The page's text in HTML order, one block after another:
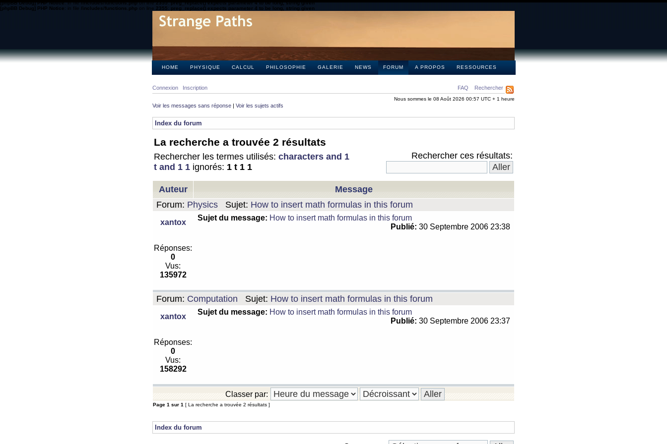
[phpBB Debug] PHP Notice: in file/includes/functions.phpon line2355:preg_replace() expects parameter 4 to be long, string given
[phpBB Debug] PHP Notice: in file /includes/functions.php on line 2355: preg_replace() expects parameter 4 to be long, string given
HOME PHYSIQUE CALCUL PHILOSOPHIE GALERIE NEWS FORUM A PROPOS RESSOURCES
FAQ Rechercher
Connexion Inscription
Nous sommes le 08 Août 2026 00:57 UTC + 1 heure
Voir les messages sans réponse | Voir les sujets actifs
Index du forum
La recherche a trouvée 2 résultats
Rechercher les termes utilisés: characters and 1
t and 1 1 ignorés: 1 t 1 1
Rechercher ces résultats:
Auteur
Message
Forum: Physics Sujet: How to insert math formulas in this forum
xantox
Sujet du message: How to insert math formulas in this forum
Publié: 30 Septembre 2006 23:38
Réponses:
0
Vus:
135972
Forum: Computation Sujet: How to insert math formulas in this forum
xantox
Sujet du message: How to insert math formulas in this forum
Publié: 30 Septembre 2006 23:37
Réponses:
0
Vus:
158292
Classer par:
Page 1 sur 1 [ La recherche a trouvée 2 résultats ]
Index du forum